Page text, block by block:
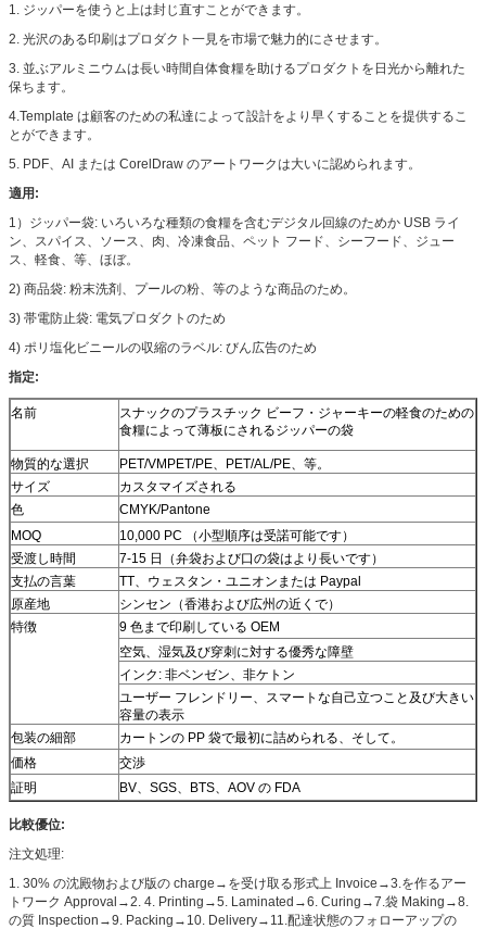
1. ジッパーを使うと上は封じ直すことができます。
2. 光沢のある印刷はプロダクト一見を市場で魅力的にさせます。
3. 並ぶアルミニウムは長い時間自体食糧を助けるプロダクトを日光から離れた
保ちます。
4.Template は顧客のための私達によって設計をより早くすることを提供するこ
とができます。
5. PDF、AI または CorelDraw のアートワークは大いに認められます。
適用:
1）ジッパー袋: いろいろな種類の食糧を含むデジタル回線のためか USB ライ
ン、スパイス、ソース、肉、冷凍食品、ペット フード、シーフード、ジュー
ス、軽食、等、ほぼ。
2) 商品袋: 粉末洗剤、プールの粉、等のような商品のため。
3) 帯電防止袋: 電気プロダクトのため
4) ポリ塩化ビニールの収縮のラベル: びん広告のため
指定:
名前
スナックのプラスチック ビーフ・ジャーキーの軽食のための
食糧によって薄板にされるジッパーの袋
物質的な選択
PET/VMPET/PE、PET/AL/PE、等。
サイズ
カスタマイズされる
色
CMYK/Pantone
MOQ
10,000 PC （小型順序は受諾可能です）
受渡し時間
7-15 日（弁袋および口の袋はより長いです）
支払の言葉
TT、ウェスタン・ユニオンまたは Paypal
原産地
シンセン（香港および広州の近くで）
特徴
9 色まで印刷している OEM
空気、湿気及び穿刺に対する優秀な障壁
インク: 非ベンゼン、非ケトン
ユーザー フレンドリー、スマートな自己立つこと及び大きい
容量の表示
包装の細部
カートンの PP 袋で最初に詰められる、そして。
価格
交渉
証明
BV、SGS、BTS、AOV の FDA
比較優位:
注文処理:
1. 30% の沈殿物および版の charge→を受け取る形式上 Invoice→3.を作るアー
トワーク Approval→2. 4. Printing→5. Laminated→6. Curing→7.袋 Making→8.
の質 Inspection→9. Packing→10. Delivery→11.配達状態のフォローアップの